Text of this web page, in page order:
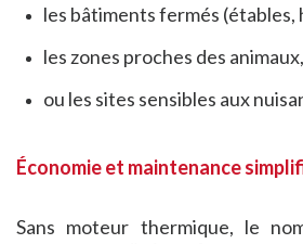
les bâtiments fermés (étables,
les zones proches des animaux,
ou les sites sensibles aux
Économie et maintenance
Sans moteur thermique, le